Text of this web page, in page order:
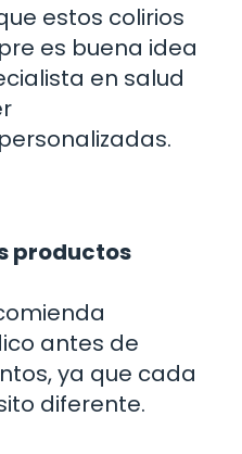
estos colirios
es buena idea
en salud
productos
antes de
ya que cada
diferente.